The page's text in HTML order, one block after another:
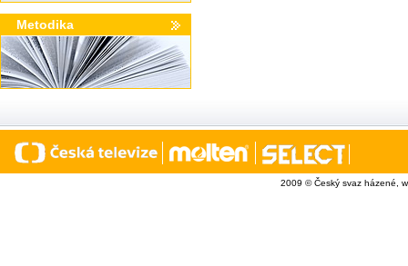
Metodika
2009 © Český svaz házené,